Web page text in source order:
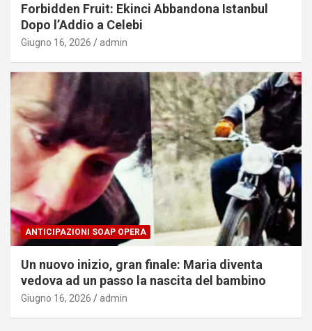
Forbidden Fruit: Ekinci Abbandona Istanbul
Dopo l’Addio a Celebi
Giugno 16, 2026 admin
ANTICIPAZIONI SOAP OPERA
Un nuovo inizio, gran finale: Maria diventa
vedova ad un passo la nascita del bambino
Giugno 16, 2026 admin